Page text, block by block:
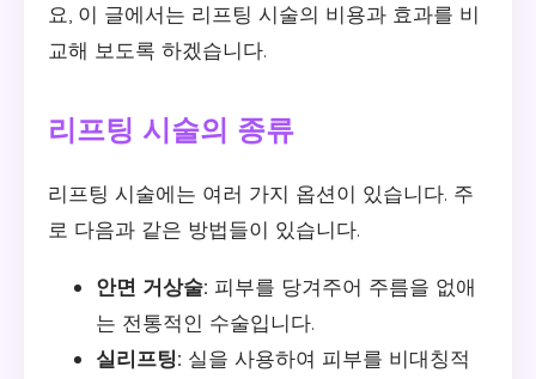
요, 이 글에서는 리프팅 시술의 비용과 효과를 비
교해 보도록 하겠습니다.
리프팅 시술의 종류
리프팅 시술에는 여러 가지 옵션이 있습니다. 주
로 다음과 같은 방법들이 있습니다.
안면 거상술: 피부를 당겨주어 주름을 없애
는 전통적인 수술입니다.
실리프팅: 실을 사용하여 피부를 비대칭적